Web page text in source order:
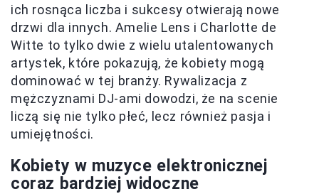
ich rosnąca liczba i sukcesy otwierają nowe
drzwi dla innych. Amelie Lens i Charlotte de
Witte to tylko dwie z wielu utalentowanych
artystek, które pokazują, że kobiety mogą
dominować w tej branży. Rywalizacja z
mężczyznami DJ-ami dowodzi, że na scenie
liczą się nie tylko płeć, lecz również pasja i
umiejętności.
Kobiety w muzyce elektronicznej
coraz bardziej widoczne